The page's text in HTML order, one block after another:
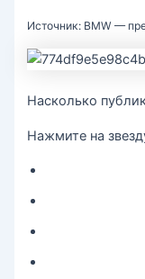
Источник: BMW —
Насколько
Нажмите на